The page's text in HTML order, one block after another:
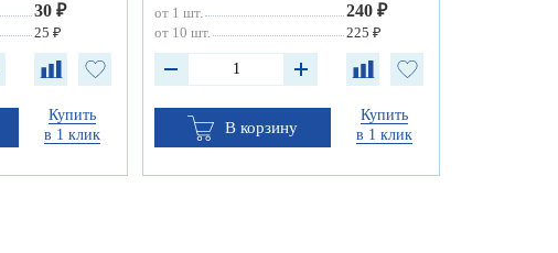
30 ₽
25 ₽
Купить
в 1 клик
от 1 шт. 240 ₽
от 10 шт. 225 ₽
В корзину
Купить
в 1 клик